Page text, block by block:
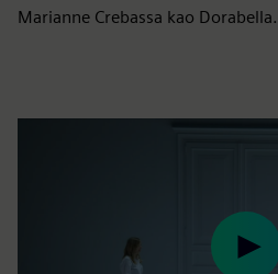
Marianne Crebassa kao Dorabella.
Play